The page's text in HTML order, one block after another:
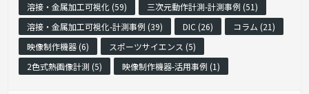
溶接・金属加工可視化 (59)
三次元動作計測-計測事例 (51)
溶接・金属加工可視化-計測事例 (39)
DIC (26)
コラム (21)
映像制作機器 (6)
スポーツサイエンス (5)
2色式熱画像計測 (5)
映像制作機器-活用事例 (1)